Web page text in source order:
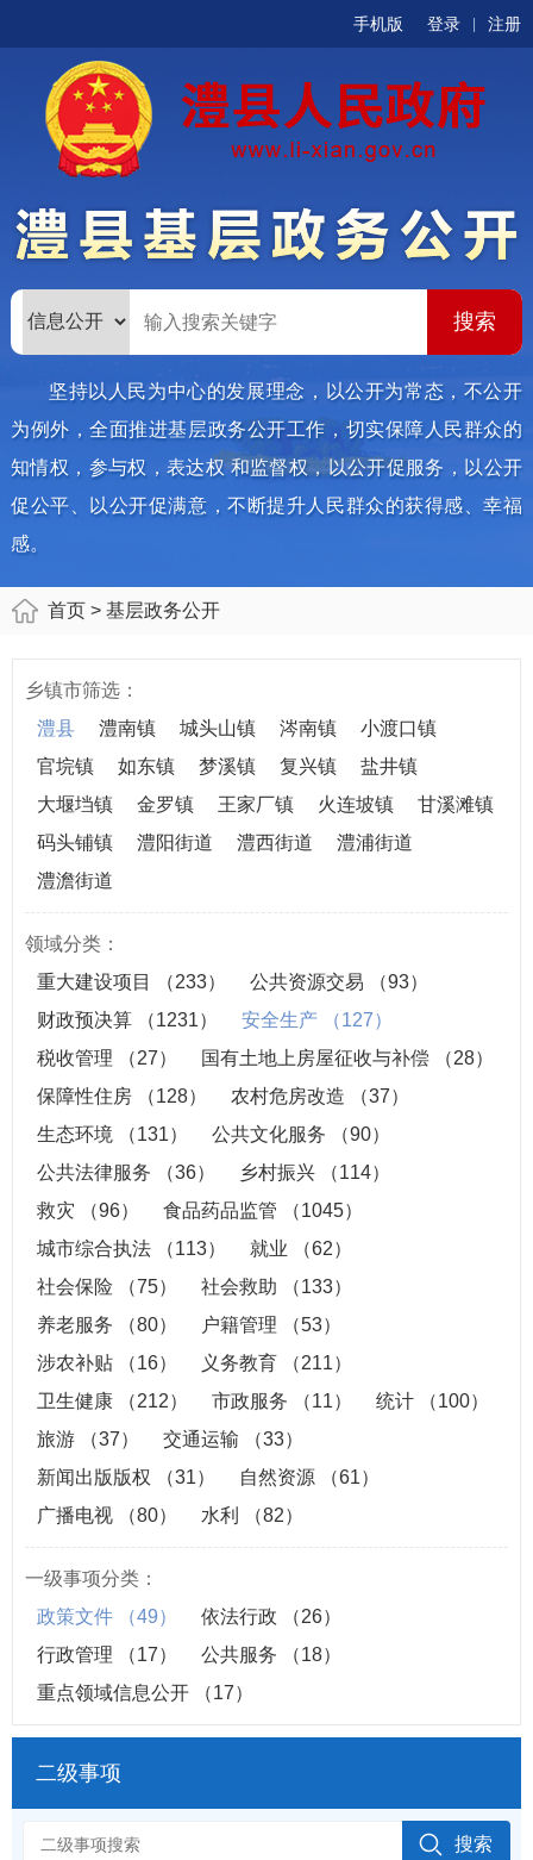
手机版 登录 注册
坚持以人民为中心的发展理念，以公开为常态，不公开
为例外，全面推进基层政务公开工作，切实保障人民群众的
知情权，参与权，表达权 和监督权，以公开促服务，以公开
促公平、以公开促满意，不断提升人民群众的获得感、幸福
感。
首页 > 基层政务公开
乡镇市筛选：
澧县
澧南镇 城头山镇 涔南镇
小渡口镇
官垸镇
如东镇 梦溪镇 复兴镇
盐井镇
大堰垱镇
金罗镇 王家厂镇 火连坡镇
甘溪滩镇
码头铺镇
澧阳街道 澧西街道
澧浦街道
澧澹街道
领域分类：
重大建设项目
（233） 公共资源交易
（93）
财政预决算
（1231） 安全生产
（127）
税收管理
（27） 国有土地上房屋征收与补偿
（28）
保障性住房
（128） 农村危房改造
（37）
生态环境
（131） 公共文化服务
（90）
公共法律服务
（36） 乡村振兴
（114）
救灾
（96） 食品药品监管
（1045）
城市综合执法
（113） 就业
（62）
社会保险
（75） 社会救助
（133）
养老服务
（80） 户籍管理
（53）
涉农补贴
（16） 义务教育
（211）
卫生健康
（212） 市政服务 （11） 统计
（100）
旅游
（37） 交通运输
（33）
新闻出版版权
（31） 自然资源
（61）
广播电视
（80） 水利 （82）
一级事项分类：
政策文件
（49） 依法行政
（26）
行政管理
（17） 公共服务
（18）
重点领域信息公开
（17）
二级事项